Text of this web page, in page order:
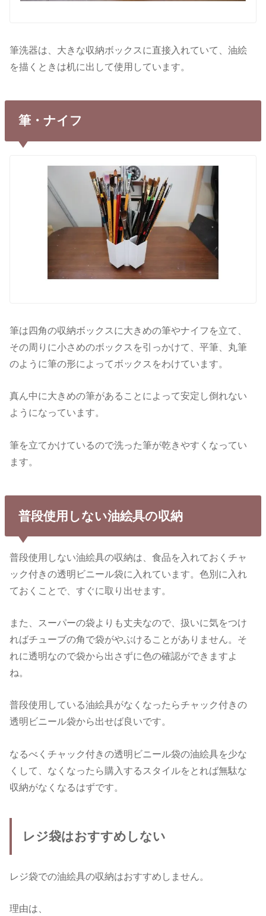
筆洗器は、大きな収納ボックスに直接入れていて、油絵
を描くときは机に出して使用しています。
筆・ナイフ
筆は四角の収納ボックスに大きめの筆やナイフを立て、
その周りに小さめのボックスを引っかけて、平筆、丸筆
のように筆の形によってボックスをわけています。
真ん中に大きめの筆があることによって安定し倒れない
ようになっています。
筆を立てかけているので洗った筆が乾きやすくなってい
ます。
普段使用しない油絵具の収納
普段使用しない油絵具の収納は、食品を入れておくチャ
ック付きの透明ビニール袋に入れています。色別に入れ
ておくことで、すぐに取り出せます。
また、スーパーの袋よりも丈夫なので、扱いに気をつけ
ればチューブの角で袋がやぶけることがありません。そ
れに透明なので袋から出さずに色の確認ができますよ
ね。
普段使用している油絵具がなくなったらチャック付きの
透明ビニール袋から出せば良いです。
なるべくチャック付きの透明ビニール袋の油絵具を少な
くして、なくなったら購入するスタイルをとれば無駄な
収納がなくなるはずです。
レジ袋はおすすめしない
レジ袋での油絵具の収納はおすすめしません。
理由は、